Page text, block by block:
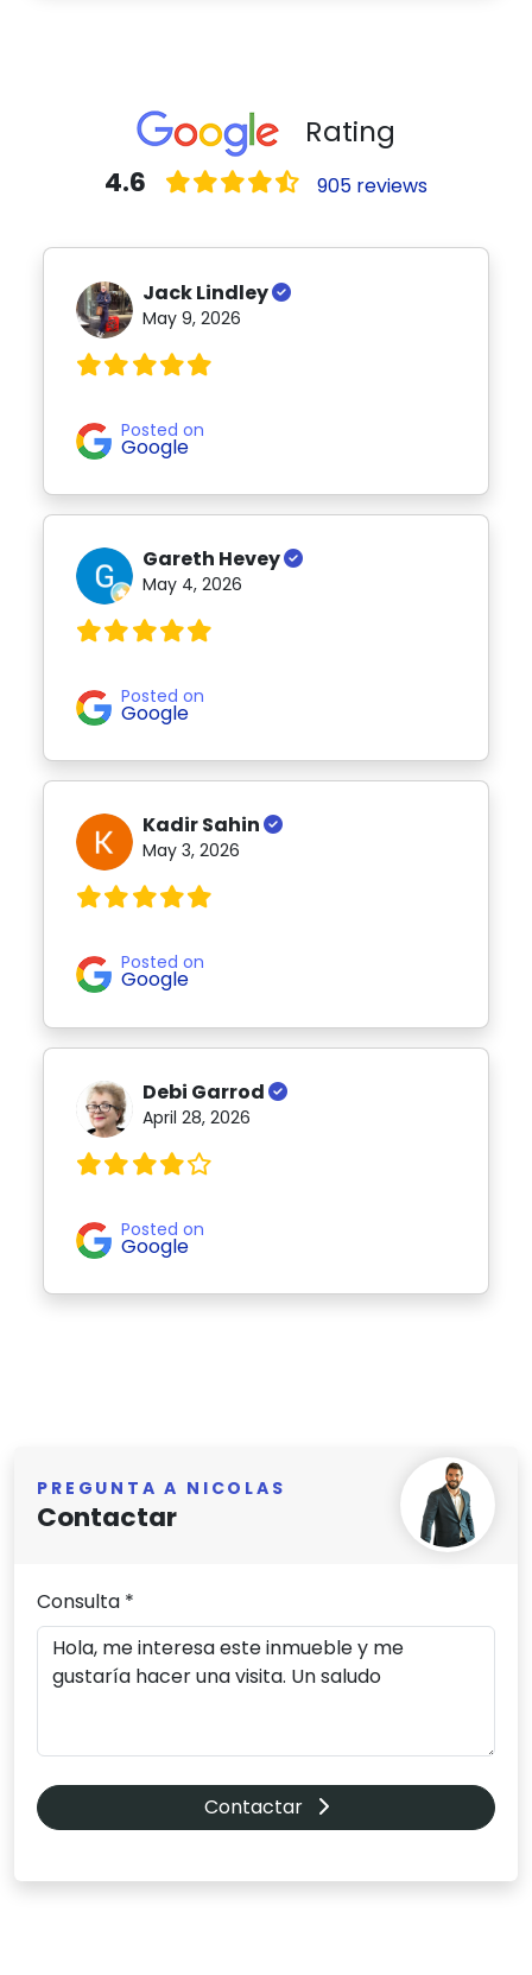
Rating
4.6 905 reviews
Jack Lindley
May 9, 2026
Posted on
Google
Gareth Hevey
May 4, 2026
Posted on
Google
Kadir Sahin
May 3, 2026
Posted on
Google
Debi Garrod
April 28, 2026
Posted on
Google
PREGUNTA A NICOLAS
Contactar
Consulta *
Contactar